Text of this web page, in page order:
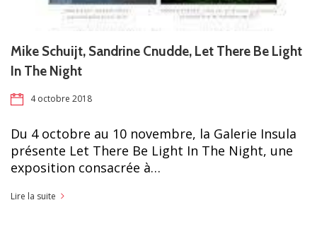
Mike Schuijt, Sandrine Cnudde, Let There Be Light
In The Night
4 octobre 2018
Du 4 octobre au 10 novembre, la Galerie Insula
présente Let There Be Light In The Night, une
exposition consacrée à…
Lire la suite